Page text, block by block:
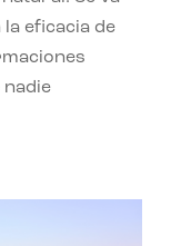
eficacia de